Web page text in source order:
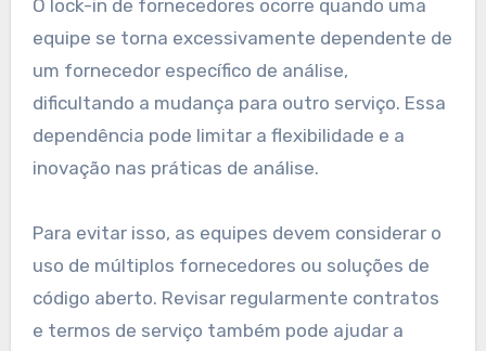
O lock-in de fornecedores ocorre quando uma
equipe se torna excessivamente dependente de
um fornecedor específico de análise,
dificultando a mudança para outro serviço. Essa
dependência pode limitar a flexibilidade e a
inovação nas práticas de análise.
Para evitar isso, as equipes devem considerar o
uso de múltiplos fornecedores ou soluções de
código aberto. Revisar regularmente contratos
e termos de serviço também pode ajudar a